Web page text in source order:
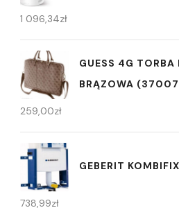
1 096,34zł
GUESS 4G
BRĄZOWA
259,00zł
GEBERIT
738,99zł